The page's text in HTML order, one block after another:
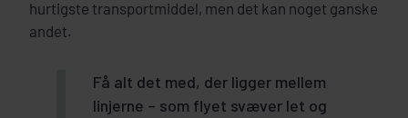
hurtigste transportmiddel, men det kan noget ganske
andet.
Få alt det med, der ligger mellem
linjerne – som flyet svæver let og